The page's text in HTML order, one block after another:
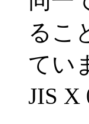
るこ
てい
JIS X